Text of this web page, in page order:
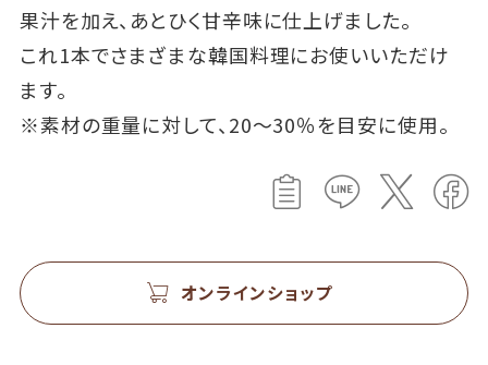
果汁を加え、あとひく甘辛味に仕上げました。
これ1本でさまざまな韓国料理にお使いいただけ
ます。
※素材の重量に対して、20～30％を目安に使用。
オンラインショップ